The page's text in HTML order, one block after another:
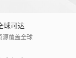
球可达
源覆盖全球